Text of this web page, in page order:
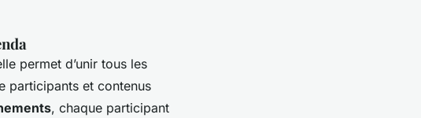
permet d’unir tous les
participants et contenus
, chaque participant